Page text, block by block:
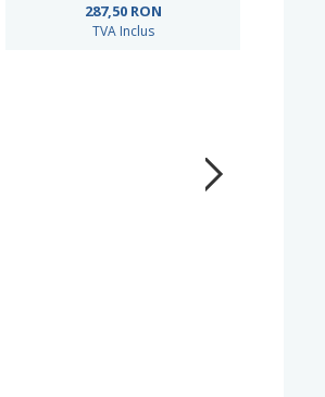
287,50 RON
TVA Inclus